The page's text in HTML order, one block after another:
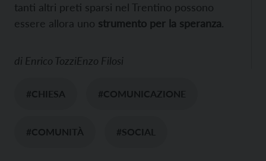
tanti altri preti sparsi nel Trentino possono
essere allora uno strumento per la speranza.
di Enrico TozziEnzo Filosi
#CHIESA #COMUNICAZIONE
#COMUNITÀ #SOCIAL